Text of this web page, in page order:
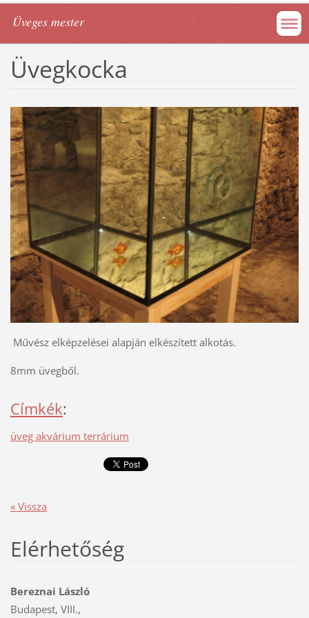
Üveges mester
Üvegkocka
Művész elképzelései alapján elkészített alkotás.
8mm üvegből.
Címkék:
üveg akvárium terrárium
« Vissza
Elérhetőség
Bereznai László
Budapest, VIII.,